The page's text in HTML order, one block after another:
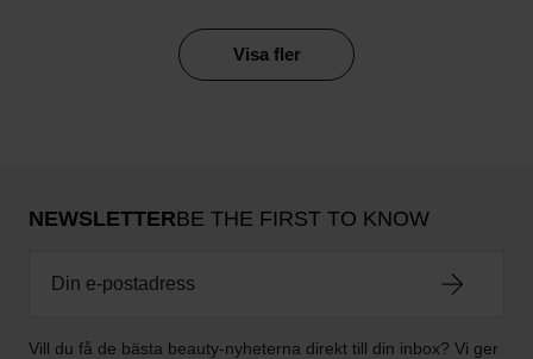
Visa fler
NEWSLETTERBE THE FIRST TO KNOW
Vill du få de bästa beauty-nyheterna direkt till din inbox? Vi ger